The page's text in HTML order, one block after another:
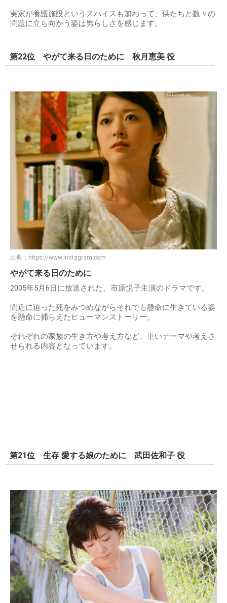
実家が養護施設というスパイスも加わって、供たちと数々の
問題に立ち向かう姿は男らしさを感じます。
第22位 やがて来る日のために 秋月恵美 役
出典： https://www.instagram.com
やがて来る日のために
2005年5月6日に放送された、市原悦子主演のドラマです。
間近に迫った死をみつめながらそれでも懸命に生きている姿
を懸命に捕らえたヒューマンストーリー。
それぞれの家族の生き方や考え方など、重いテーマや考えさ
せられる内容となっています。
第21位 生存 愛する娘のために 武田佐和子 役